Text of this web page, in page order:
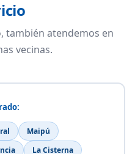
también atendemos en
vecinas.
Maipú
La Cisterna